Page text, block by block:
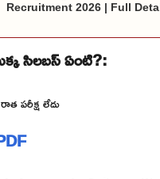
Recruitment 2026 | Full
సిలబస్ ఏంటి?:
పరీక్ష లేదు